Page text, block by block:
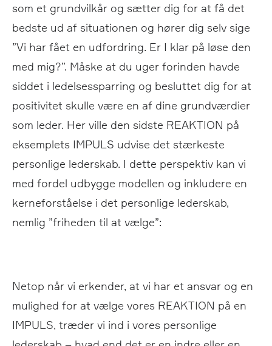
som et grundvilkår og sætter dig for at få det
bedste ud af situationen og hører dig selv sige
”Vi har fået en udfordring. Er I klar på løse den
med mig?”. Måske at du uger forinden havde
siddet i ledelsessparring og besluttet dig for at
positivitet skulle være en af dine grundværdier
som leder. Her ville den sidste REAKTION på
eksemplets IMPULS udvise det stærkeste
personlige lederskab. I dette perspektiv kan vi
med fordel udbygge modellen og inkludere en
kerneforståelse i det personlige lederskab,
nemlig ”friheden til at vælge”:
Netop når vi erkender, at vi har et ansvar og en
mulighed for at vælge vores REAKTION på en
IMPULS, træder vi ind i vores personlige